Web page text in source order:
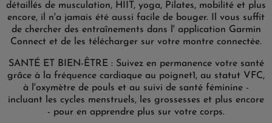
détaillés de musculation, HIIT, yoga, Pilates, mobilité et plus
encore, il n'a jamais été aussi facile de bouger. Il vous suffit
de chercher des entraînements dans l' application Garmin
Connect et de les télécharger sur votre montre connectée.
SANTÉ ET BIEN-ÊTRE : Suivez en permanence votre santé
grâce à la fréquence cardiaque au poignet1, au statut VFC,
à l'oxymètre de pouls et au suivi de santé féminine -
incluant les cycles menstruels, les grossesses et plus encore
- pour en apprendre plus sur votre corps.